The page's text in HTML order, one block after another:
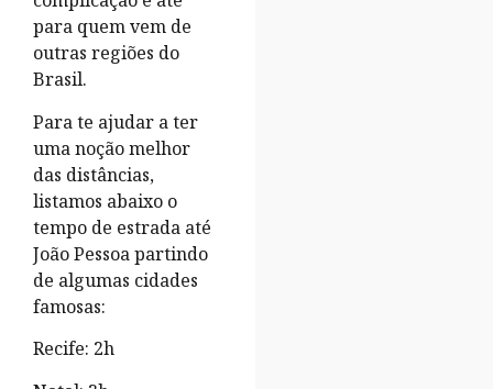
para quem vem de
outras regiões do
Brasil.
Para te ajudar a ter
uma noção melhor
das distâncias,
listamos abaixo o
tempo de estrada até
João Pessoa partindo
de algumas cidades
famosas:
Recife: 2h